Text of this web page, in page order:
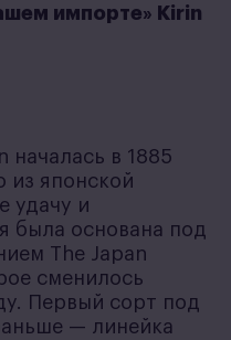
импорте» Kirin
началась в 1885
из японской
удачу и
была основана под
The Japan
сменилось
Первый сорт под
— линейка